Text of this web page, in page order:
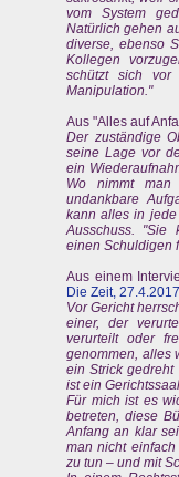
vom System
Natürlich gehen
diverse, ebenso
Kollegen
schützt sich vor
Manipulation."
Aus "Alles auf
Der zuständige
seine Lage vor
ein
Wo nimmt man
undankbare
kann alles in
Ausschuss. "Sie
einen Schuldigen
Aus einem
Die Zeit,
Vor Gericht
einer, der
verurteilt oder
genommen, alles
ein Strick gedreht
ist ein
Für mich ist es
betreten, diese
Anfang an klar
man nicht
zu tun – und mit